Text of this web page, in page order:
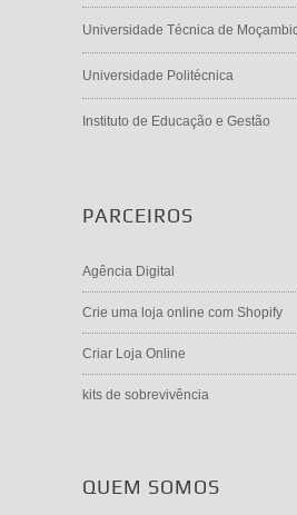
Universidade Técnica de
Universidade Politécnica
Instituto de Educação e Gestão
PARCEIROS
Agência Digital
Crie uma loja online com Shopify
Criar Loja Online
kits de sobrevivência
QUEM SOMOS